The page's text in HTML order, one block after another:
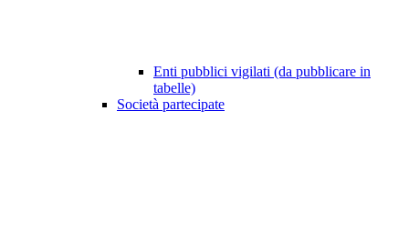
Enti pubblici vigilati (da pubblicare in
tabelle)
Società partecipate